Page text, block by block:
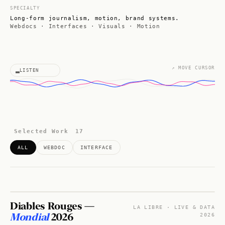
SPECIALTY
Long-form journalism, motion, brand systems.
Webdocs · Interfaces · Visuals · Motion
LISTEN ↗ MOVE CURSOR
Selected Work 17
ALL WEBDOC INTERFACE
01 / 17 WEBDOC · 2026
Diables Rouges —
Mondial2026
LA LIBRE · LIVE & DATA
2026